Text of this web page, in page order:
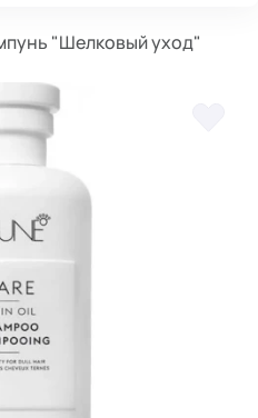
"Шелковый уход"